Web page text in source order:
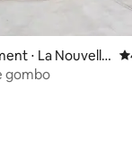
base de 237
⋅ La Nouvelle
gombo